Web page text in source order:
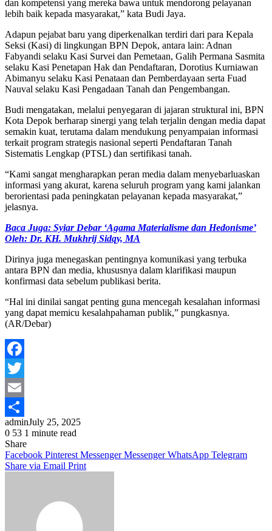
dan kompetensi yang mereka bawa untuk mendorong pelayanan
lebih baik kepada masyarakat,” kata Budi Jaya.
Adapun pejabat baru yang diperkenalkan terdiri dari para Kepala
Seksi (Kasi) di lingkungan BPN Depok, antara lain: Adnan
Fabyandi selaku Kasi Survei dan Pemetaan, Galih Permana Sasmita
selaku Kasi Penetapan Hak dan Pendaftaran, Dorotius Kurniawan
Abimanyu selaku Kasi Penataan dan Pemberdayaan serta Fuad
Nauval selaku Kasi Pengadaan Tanah dan Pengembangan.
Budi mengatakan, melalui penyegaran di jajaran struktural ini, BPN
Kota Depok berharap sinergi yang telah terjalin dengan media dapat
semakin kuat, terutama dalam mendukung penyampaian informasi
terkait program strategis nasional seperti Pendaftaran Tanah
Sistematis Lengkap (PTSL) dan sertifikasi tanah.
“Kami sangat mengharapkan peran media dalam menyebarluaskan
informasi yang akurat, karena seluruh program yang kami jalankan
berorientasi pada peningkatan pelayanan kepada masyarakat,”
jelasnya.
Baca Juga: Syiar Debar ‘Agama Materialisme dan Hedonisme’
Oleh: Dr. KH. Mukhrij Sidqy, MA
Dirinya juga menegaskan pentingnya komunikasi yang terbuka
antara BPN dan media, khususnya dalam klarifikasi maupun
konfirmasi data sebelum publikasi berita.
“Hal ini dinilai sangat penting guna mencegah kesalahan informasi
yang dapat memicu kesalahpahaman publik,” pungkasnya.
(AR/Debar)
Facebook
Twitter
Email
Share
adminJuly 25, 2025
0 53 1 minute read
Share
Facebook Pinterest Messenger Messenger WhatsApp Telegram
Share via Email Print